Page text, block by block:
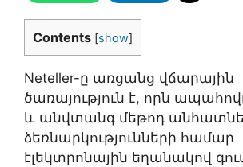
Contents [show]
Neteller-ը առցանց վճարային
ծառայություն է, որն
և անվտանգ մեթոդ
ձեռնարկությունների համար
էլեկտրոնային եղանակով